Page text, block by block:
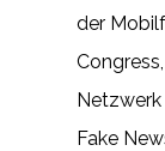
der
Netzwerk
Fake